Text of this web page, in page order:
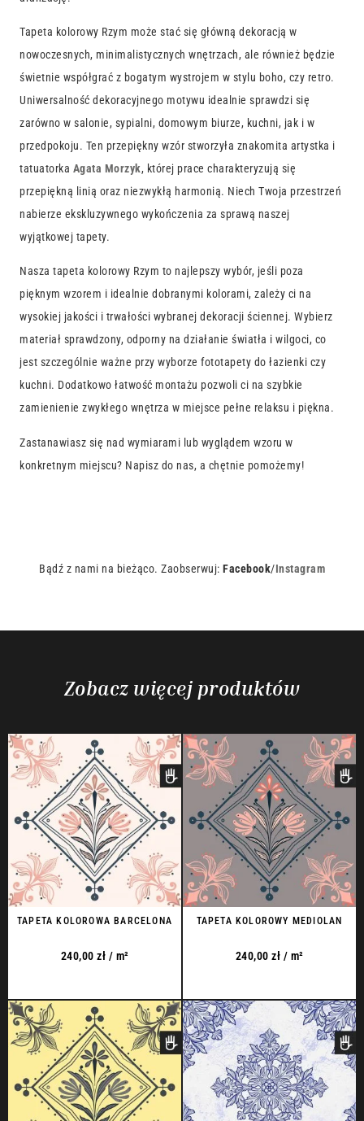
Tapeta kolorowy Rzym może stać się główną dekoracją w
nowoczesnych, minimalistycznych wnętrzach, ale również będzie
świetnie współgrać z bogatym wystrojem w stylu boho, czy retro.
Uniwersalność dekoracyjnego motywu idealnie sprawdzi się
zarówno w salonie, sypialni, domowym biurze, kuchni, jak i w
przedpokoju. Ten przepiękny wzór stworzyła znakomita artystka i
tatuatorka Agata Morzyk, której prace charakteryzują się
przepiękną linią oraz niezwykłą harmonią. Niech Twoja przestrzeń
nabierze ekskluzywnego wykończenia za sprawą naszej
wyjątkowej tapety.
Nasza tapeta kolorowy Rzym to najlepszy wybór, jeśli poza
pięknym wzorem i idealnie dobranymi kolorami, zależy ci na
wysokiej jakości i trwałości wybranej dekoracji ściennej. Wybierz
materiał sprawdzony, odporny na działanie światła i wilgoci, co
jest szczególnie ważne przy wyborze fototapety do łazienki czy
kuchni. Dodatkowo łatwość montażu pozwoli ci na szybkie
zamienienie zwykłego wnętrza w miejsce pełne relaksu i piękna.
Zastanawiasz się nad wymiarami lub wyglądem wzoru w
konkretnym miejscu? Napisz do nas, a chętnie pomożemy!
Bądź z nami na bieżąco. Zaobserwuj: Facebook/Instagram
Zobacz więcej produktów
TAPETA KOLOROWA BARCELONA
240,00 zł / m²
TAPETA KOLOROWY MEDIOLAN
240,00 zł / m²